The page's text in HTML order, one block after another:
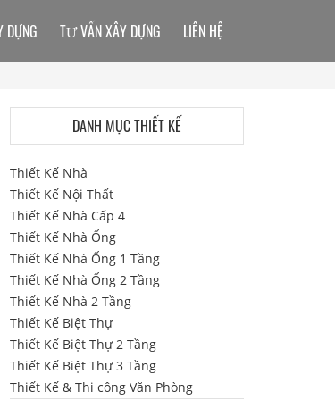
DỰNG TƯ VẤN XÂY DỰNG LIÊN HỆ
DANH MỤC THIẾT KẾ
Thiết Kế Nhà
Thiết Kế Nội Thất
Thiết Kế Nhà Cấp 4
Thiết Kế Nhà Ống
Thiết Kế Nhà Ống 1 Tầng
Thiết Kế Nhà Ống 2 Tầng
Thiết Kế Nhà 2 Tầng
Thiết Kế Biệt Thự
Thiết Kế Biệt Thự 2 Tầng
Thiết Kế Biệt Thự 3 Tầng
Thiết Kế & Thi công Văn Phòng